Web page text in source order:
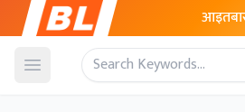
Open menu